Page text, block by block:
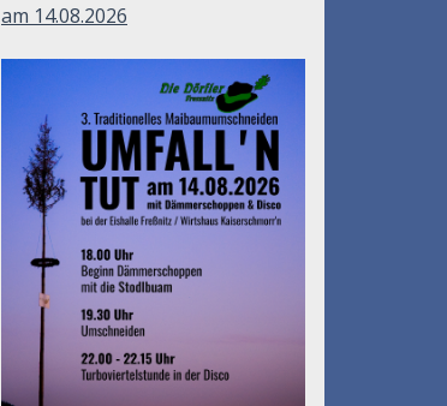
am 14.08.2026